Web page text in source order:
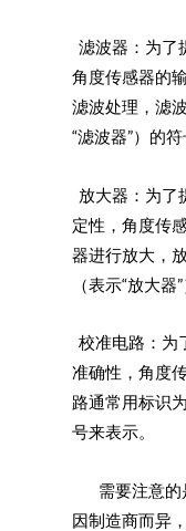
滤波器：为了
角度传感器的
滤波处理，滤
“滤波器”）的符
放大器：为了
定性，角度传
器进行放大，
（表示“放大器
校准电路：为
准确性，角度
路通常用标识为
号来表示。
需要注意的
因制造商而异